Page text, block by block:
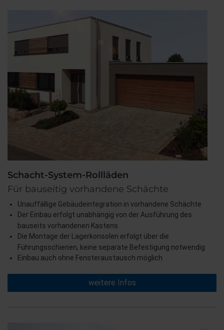
Schacht-System-Rollläden
Für bauseitig vorhandene Schächte
Unauffällige Gebäudeintegration in vorhandene Schächte
Der Einbau erfolgt unabhängig von der Ausführung des
bauseits vorhandenen Kastens
Die Montage der Lagerkonsolen erfolgt über die
Führungsschienen, keine separate Befestigung notwendig
Einbau auch ohne Fensteraustausch möglich
weitere Infos